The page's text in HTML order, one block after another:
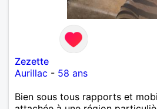
Zezette
Aurillac - 58 ans
Bien sous tous rapports et